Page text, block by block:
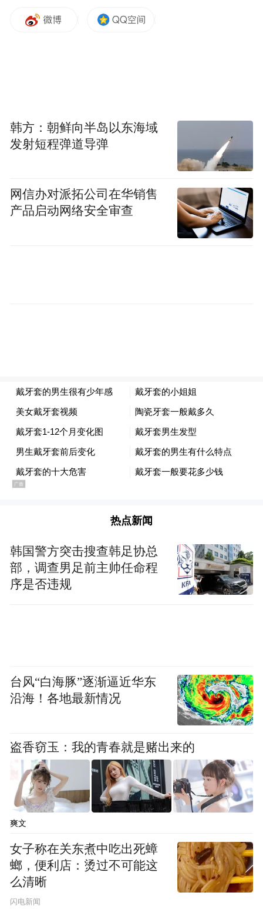
在马来西亚的影迷见面会上，金梦翼收获了
当地观众的热烈追捧。有影迷表示：“他完全
不像在表演，仿佛就是身边那个懂事又敏感
的小朋友。”更有观众因“亮亮”与外公的祖孙
情落泪：“金梦翼让我想起自己的童年，这种
纯粹的情感没有国界。”对于观众的喜爱，金
导演盛赞：天赋与实力并存
余名候选人中脱颖而出："我们通过线上试镜
发现，他能精准捕捉角色情绪，甚至主动设
计细节丰富表演。"在拍摄期间，这位小演员
的专注与毅力令全组动容。当剧组按计划进
行雨林戏份拍摄时，金梦翼需持续三小时置
身人工降雨环境，反复完成奔跑、跌倒等高
强度动作。即便雨水模糊视线、泥浆渗入戏
服，他始终保持角色所需的情绪张力。这种
韩方：朝鲜向半岛以东海域
发射短程弹道导弹
网信办对派拓公司在华销售
产品启动网络安全审查
热点新闻
韩国警方突击搜查韩足协总
部，调查男足前主帅任命程
序是否违规
台风“白海豚”逐渐逼近华东
沿海！各地最新情况
盗香窃玉：我的青春就是赌出来的
爽文
女子称在关东煮中吃出死蟑
螂，便利店：烫过不可能这
么清晰
闪电新闻